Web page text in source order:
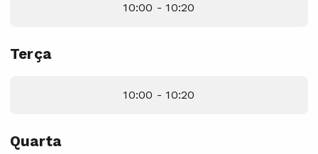
10:00 - 10:20
Terça
10:00 - 10:20
Quarta